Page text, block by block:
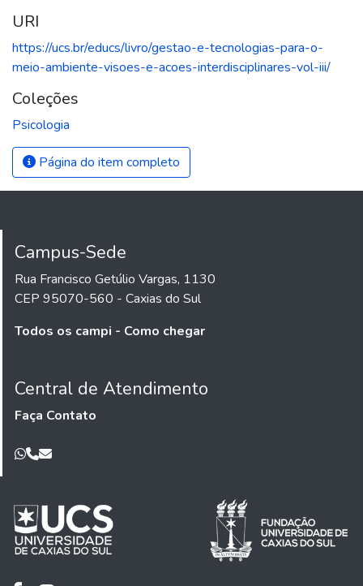
URI
https://ucs.br/educs/livro/gestao-e-tecnologias-para-o-
meio-ambiente-visoes-e-acoes-interdisciplinares-vol-iii/
Coleções
Psicologia
Página do item completo
Campus-Sede
Rua Francisco Getúlio Vargas, 1130
CEP 95070-560 - Caxias do Sul
Todos os campi - Como chegar
Central de Atendimento
Faça Contato